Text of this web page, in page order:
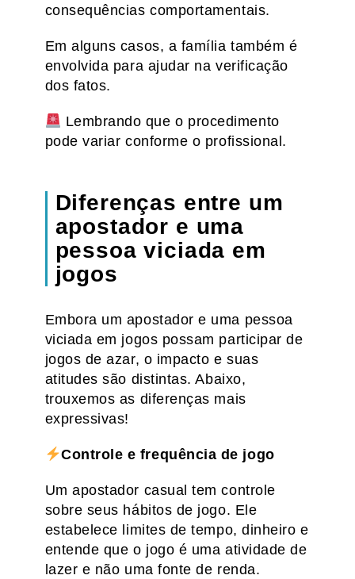
consequências comportamentais.
Em alguns casos, a família também é
envolvida para ajudar na verificação
dos fatos.
Lembrando que o procedimento
pode variar conforme o profissional.
Diferenças entre um
apostador e uma
pessoa viciada em
jogos
Embora um apostador e uma pessoa
viciada em jogos possam participar de
jogos de azar, o impacto e suas
atitudes são distintas. Abaixo,
trouxemos as diferenças mais
expressivas!
Controle e frequência de jogo
Um apostador casual tem controle
sobre seus hábitos de jogo. Ele
estabelece limites de tempo, dinheiro e
entende que o jogo é uma atividade de
lazer e não uma fonte de renda.